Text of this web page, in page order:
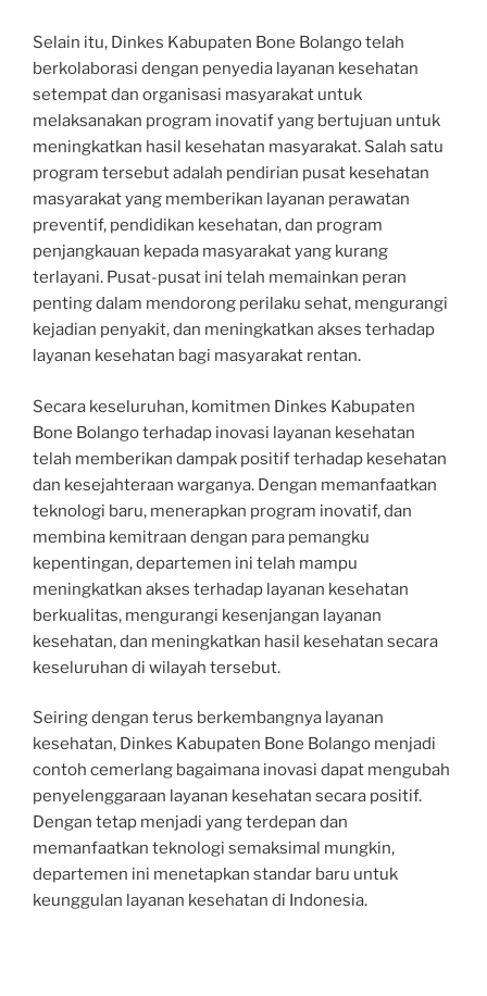
Selain itu, Dinkes Kabupaten Bone Bolango telah
berkolaborasi dengan penyedia layanan kesehatan
setempat dan organisasi masyarakat untuk
melaksanakan program inovatif yang bertujuan untuk
meningkatkan hasil kesehatan masyarakat. Salah satu
program tersebut adalah pendirian pusat kesehatan
masyarakat yang memberikan layanan perawatan
preventif, pendidikan kesehatan, dan program
penjangkauan kepada masyarakat yang kurang
terlayani. Pusat-pusat ini telah memainkan peran
penting dalam mendorong perilaku sehat, mengurangi
kejadian penyakit, dan meningkatkan akses terhadap
layanan kesehatan bagi masyarakat rentan.
Secara keseluruhan, komitmen Dinkes Kabupaten
Bone Bolango terhadap inovasi layanan kesehatan
telah memberikan dampak positif terhadap kesehatan
dan kesejahteraan warganya. Dengan memanfaatkan
teknologi baru, menerapkan program inovatif, dan
membina kemitraan dengan para pemangku
kepentingan, departemen ini telah mampu
meningkatkan akses terhadap layanan kesehatan
berkualitas, mengurangi kesenjangan layanan
kesehatan, dan meningkatkan hasil kesehatan secara
keseluruhan di wilayah tersebut.
Seiring dengan terus berkembangnya layanan
kesehatan, Dinkes Kabupaten Bone Bolango menjadi
contoh cemerlang bagaimana inovasi dapat mengubah
penyelenggaraan layanan kesehatan secara positif.
Dengan tetap menjadi yang terdepan dan
memanfaatkan teknologi semaksimal mungkin,
departemen ini menetapkan standar baru untuk
keunggulan layanan kesehatan di Indonesia.